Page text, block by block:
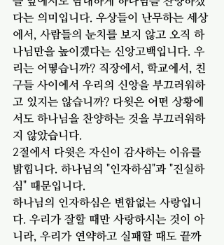
다는 의미입니다. 우상들이 난무하는 세상
에서, 사람들의 눈치를 보지 않고 오직 하
나님만을 높이겠다는 신앙고백입니다. 우
리는 어떻습니까? 직장에서, 학교에서, 친
구들 사이에서 우리의 신앙을 부끄러워하
고 있지는 않습니까? 다윗은 어떤 상황에
서도 하나님을 찬양하는 것을 부끄러워하
지 않았습니다.
2절에서 다윗은 자신이 감사하는 이유를
밝힙니다. 하나님의 "인자하심"과 "진실하
심" 때문입니다.
하나님의 인자하심은 변함없는 사랑입니
다. 우리가 잘할 때만 사랑하시는 것이 아
니라, 우리가 연약하고 실패할 때도 끝까